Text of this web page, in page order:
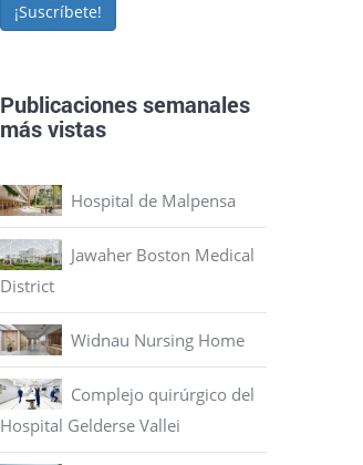
¡Suscríbete!
Publicaciones semanales
más vistas
Hospital de Malpensa
Jawaher Boston Medical
District
Widnau Nursing Home
Complejo quirúrgico del
Hospital Gelderse Vallei